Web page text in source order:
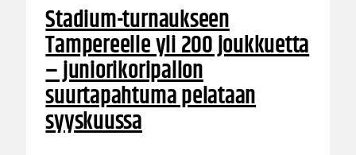
Stadium-turnaukseen
Tampereelle yli 200 joukkuetta
– juniorikoripallon
suurtapahtuma pelataan
syyskuussa